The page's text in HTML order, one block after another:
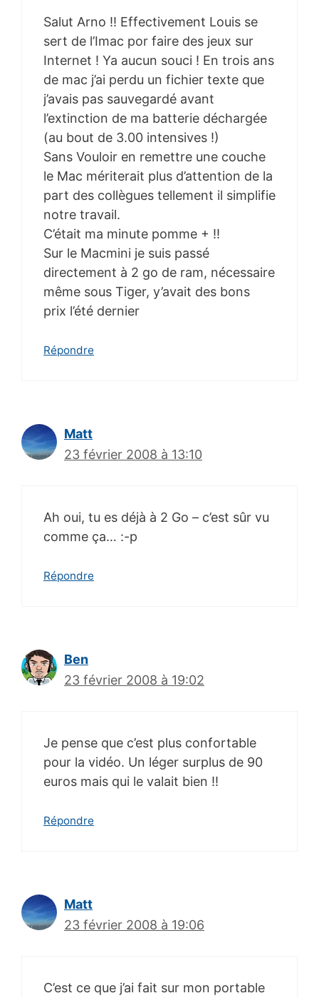
Salut Arno !! Effectivement Louis se
sert de l’Imac por faire des jeux sur
Internet ! Ya aucun souci ! En trois ans
de mac j’ai perdu un fichier texte que
j’avais pas sauvegardé avant
l’extinction de ma batterie déchargée
(au bout de 3.00 intensives !)
Sans Vouloir en remettre une couche
le Mac mériterait plus d’attention de la
part des collègues tellement il simplifie
notre travail.
C’était ma minute pomme + !!
Sur le Macmini je suis passé
directement à 2 go de ram, nécessaire
même sous Tiger, y’avait des bons
prix l’été dernier
Répondre
Matt
23 février 2008 à 13:10
Ah oui, tu es déjà à 2 Go – c’est sûr vu
comme ça… :-p
Répondre
Ben
23 février 2008 à 19:02
Je pense que c’est plus confortable
pour la vidéo. Un léger surplus de 90
euros mais qui le valait bien !!
Répondre
Matt
23 février 2008 à 19:06
C’est ce que j’ai fait sur mon portable